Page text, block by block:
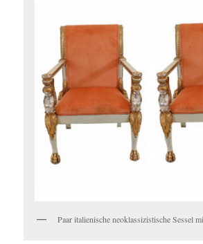
Paar italienische neoklassizistische Sessel